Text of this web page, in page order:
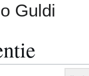
Guldi